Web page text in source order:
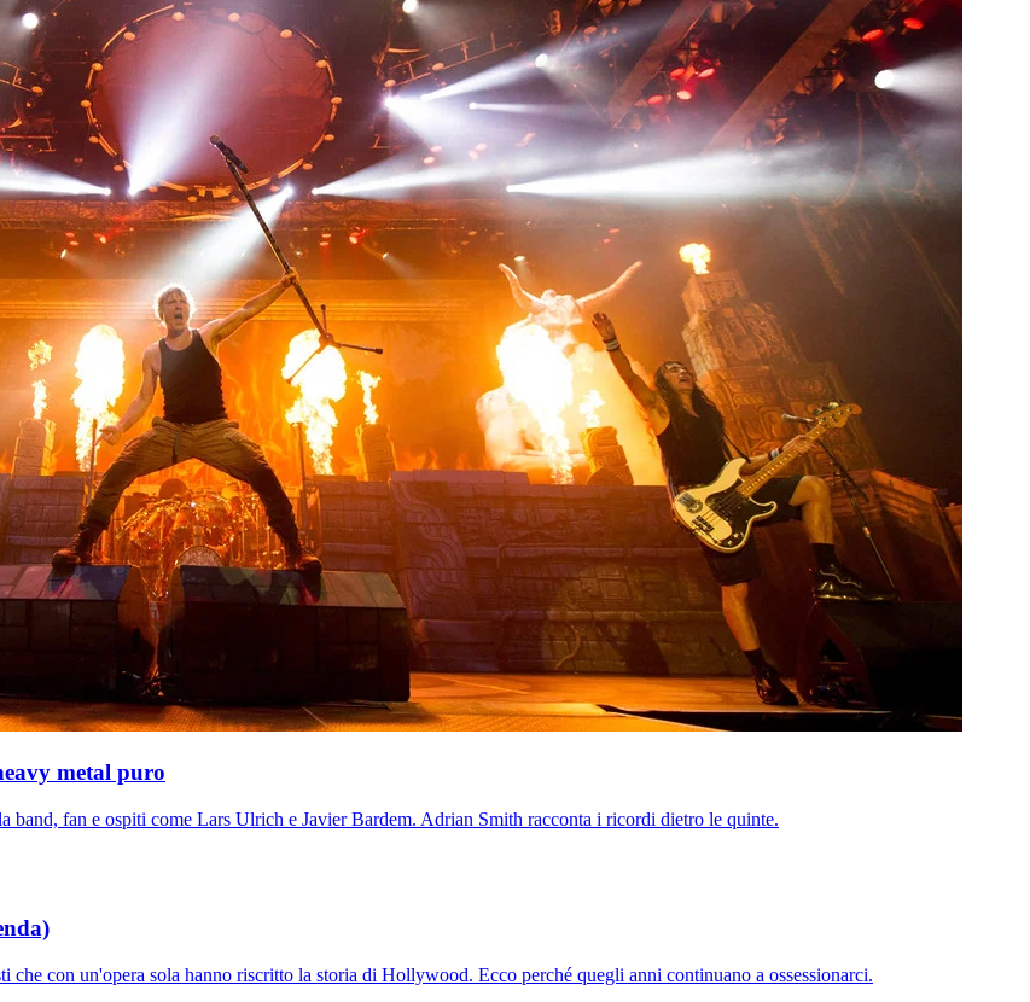
metal puro
fan e ospiti come Lars Ulrich e Javier Bardem. Adrian Smith racconta i ricordi dietro le quinte.
con un'opera sola hanno riscritto la storia di Hollywood. Ecco perché quegli anni continuano a ossessionarci.